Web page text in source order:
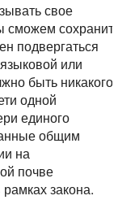
свое
сможем
подвергаться
или
быть никакого
одной
единого
общим
на
почве
рамках закона.